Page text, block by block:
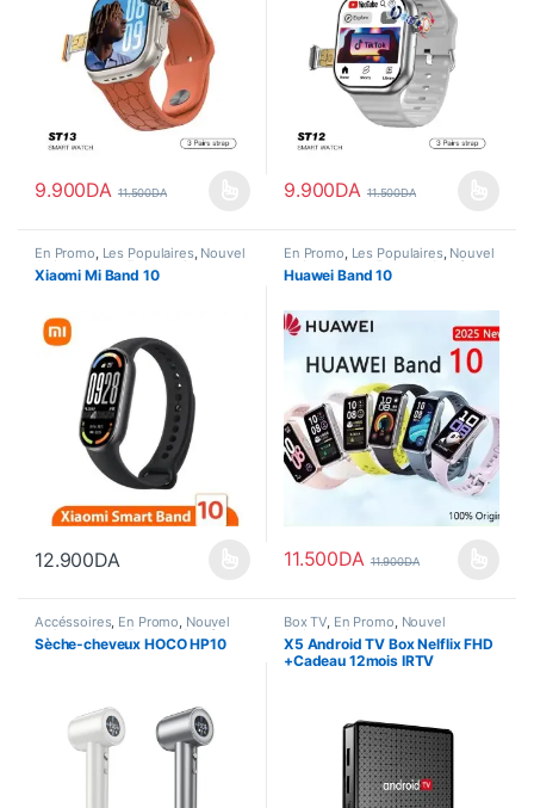
9.900DA 11.500DA
Ce produit a plusieurs variations. Les options peuvent être
9.900DA 11.500DA
Ce produit a plusieurs
En Promo, Les Populaires, Nouvel
Arrivage,Pour Femme Smart
Watch
Xiaomi Mi Band 10
12.900DA
Ce produit a plusieurs variations. Les options peuvent être
En Promo, Les Populaires, Nouvel
Arrivage ,Pour Femme Santé
Smart Watch
Huawei Band 10
11.500DA 11.900DA
Ce produit a plusieurs
Accéssoires, En Promo Nouvel
Arrivage Pour Femme ,Santé
Smart Home
Sèche-cheveux HOCO HP10
Box TV En Promo Nouvel
Arrivage Smart Home
X5 Android TV Box Nelflix FHD
+Cadeau 12mois IRTV